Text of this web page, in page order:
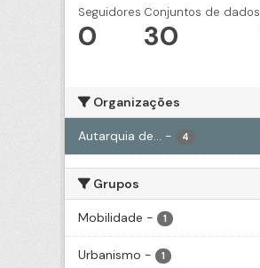
Seguidores
0
Conjuntos de dados
30
Organizações
Autarquia de... - 4
Grupos
Mobilidade - 1
Urbanismo - 1